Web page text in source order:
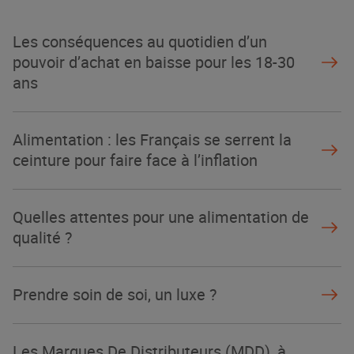
NOTRE MODÈLE
Les conséquences au quotidien d’un
pouvoir d’achat en baisse pour les 18-30
ans
Alimentation : les Français se serrent la
ceinture pour faire face à l’inflation
Quelles attentes pour une alimentation de
qualité ?
Prendre soin de soi, un luxe ?